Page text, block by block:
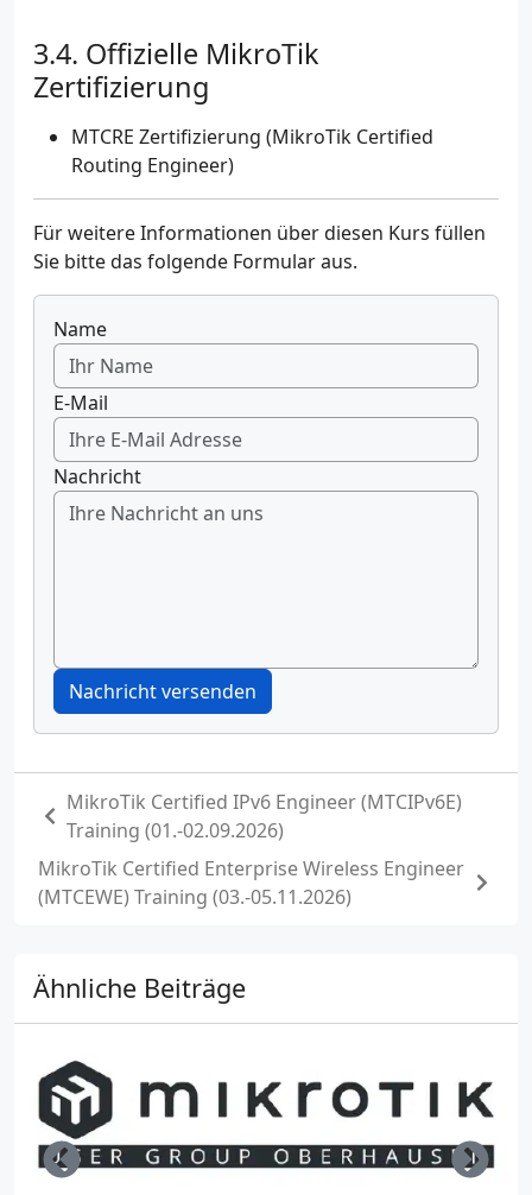
Offizielle MikroTik
Zertifizierung
MTCRE Zertifizierung (MikroTik Certified
Routing Engineer)
Für weitere Informationen über diesen Kurs füllen
Sie bitte das folgende Formular aus.
Name
E-Mail
Nachricht
Nachricht versenden
MikroTik Certified IPv6 Engineer (MTCIPv6E)
Training (01.-02.09.2026)
MikroTik Certified Enterprise Wireless Engineer
(MTCEWE) Training (03.-05.11.2026)
Ähnliche Beiträge
Left